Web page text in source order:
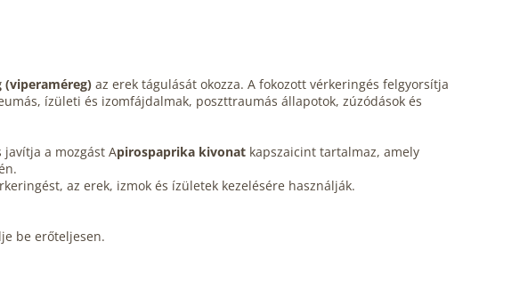
(viperaméreg) az erek tágulását okozza. A fokozott vérkeringés felgyorsítja
ízületi és izomfájdalmak, poszttraumás állapotok, zúzódások és
a mozgást Apirospaprika kivonat kapszaicint tartalmaz, amely
az erek, izmok és ízületek kezelésére használják.
be erőteljesen.